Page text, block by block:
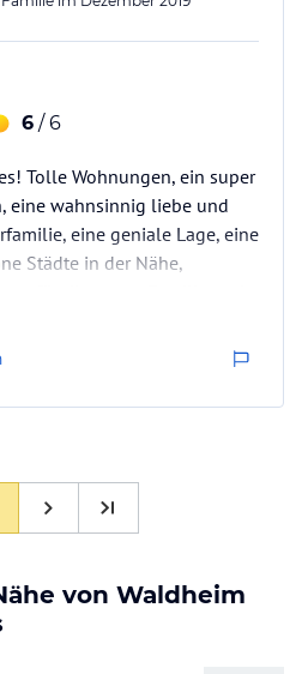
6 / 6
Tolle Wohnungen, ein super
eine wahnsinnig liebe und
eine geniale Lage, eine
Städte in der Nähe,
von Waldheim